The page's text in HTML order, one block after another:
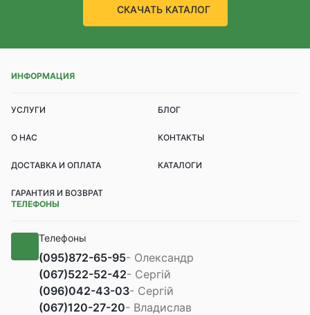
СКАЧАТЬ КАТАЛОГ
ИНФОРМАЦИЯ
УСЛУГИ БЛОГ
О НАС КОНТАКТЫ
ДОСТАВКА И ОПЛАТА КАТАЛОГИ
ГАРАНТИЯ И ВОЗВРАТ
ТЕЛЕФОНЫ
Телефоны
(095)872-65-95- Олександр
(067)522-52-42- Сергій
(096)042-43-03- Сергій
(067)120-27-20- Владислав